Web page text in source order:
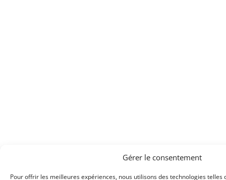
Gérer le consentement
Pour offrir les meilleures expériences, nous utilisons des technologies telles